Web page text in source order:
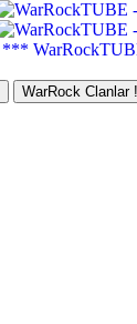
***
WarRock Clanlar !